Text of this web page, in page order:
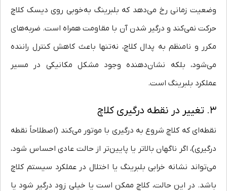
وضعیت زمانی رخ می‌دهد که بلبرینگ به‌خوبی روی دیسک کلاچ
حرکت نمی‌کند و درگیر شدن آن با مقاومت همراه است. ضربه‌های
مکرر و نامنظم به پدال کلاچ، نه‌تنها باعث کاهش کنترل راننده
می‌شود، بلکه نشان‌دهنده‌ وجود مشکل مکانیکی در مسیر
عملکرد بلبرینگ است.
۳. تغییر در نقطه درگیری کلاچ
نقطه‌ای که کلاچ شروع به درگیری با موتور می‌کند (اصطلاحاً نقطه
درگیری)، اگر ناگهان بالاتر یا پایین‌تر از حالت عادی احساس شود،
می‌تواند نشانه خرابی بلبرینگ یا اختلال در عملکرد سیستم کلاچ
باشد. در این حالت، کلاچ ممکن است یا خیلی زود درگیر شود یا